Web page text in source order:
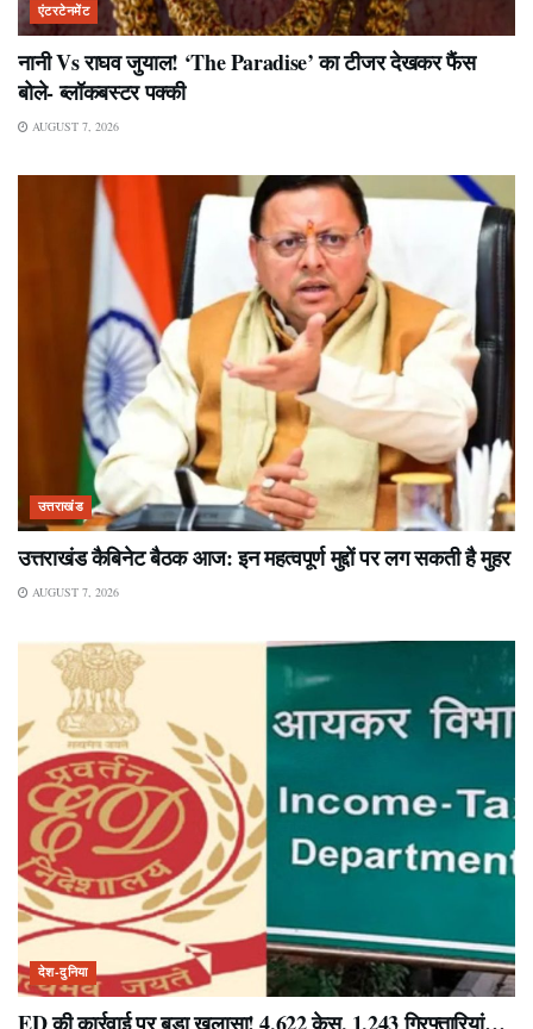
एंटरटेनमेंट
नानी Vs राघव जुयाल! ‘The Paradise’ का टीजर देखकर फैंस
बोले- ब्लॉकबस्टर पक्की
AUGUST 7, 2026
उत्तराखंड
उत्तराखंड कैबिनेट बैठक आज: इन महत्वपूर्ण मुद्दों पर लग सकती है मुहर
AUGUST 7, 2026
देश-दुनिया
ED की कार्रवाई पर बड़ा खुलासा! 4,622 केस, 1,243 गिरफ्तारियां…